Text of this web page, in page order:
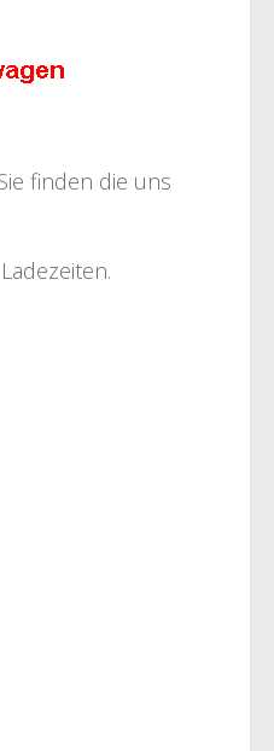
finden die uns